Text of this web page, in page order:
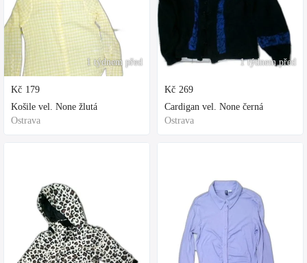
1 týdnem před
Kč 179
Košile vel. None žlutá
Ostrava
1 týdnem před
Kč 269
Cardigan vel. None černá
Ostrava